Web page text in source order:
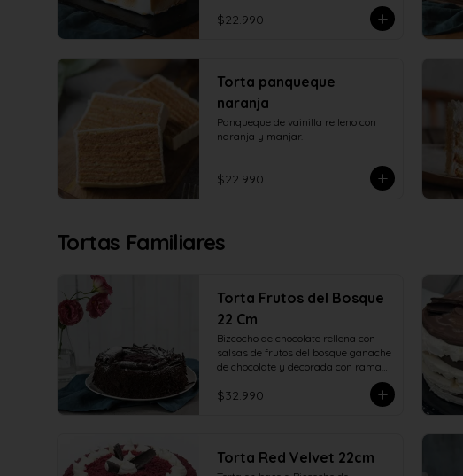
$22.990
Torta panqueque
naranja
Panqueque de vainilla relleno con
naranja y manjar.
$22.990
Tortas Familiares
Torta Frutos del Bosque
22 Cm
Bizcocho de chocolate rellena con
salsas de frutos del bosque ganache
de chocolate y decorada con ramas
$32.990
Torta Red Velvet 22cm